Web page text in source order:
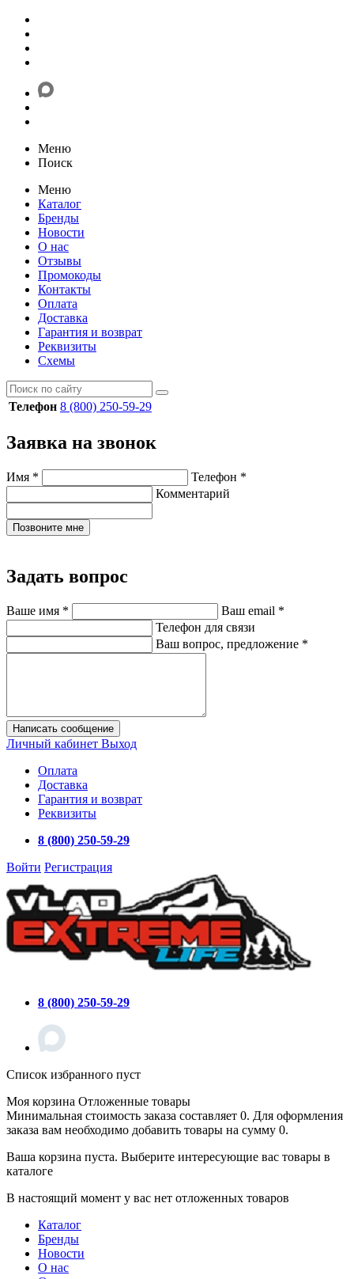
Меню
Поиск
Меню
Каталог
Бренды
Новости
О нас
Отзывы
Промокоды
Контакты
Оплата
Доставка
Гарантия и возврат
Реквизиты
Схемы
Телефон 8 (800) 250-59-29
Заявка на звонок
Имя * Телефон *
Комментарий
Позвоните мне
Задать вопрос
Ваше имя * Ваш email *
Телефон для связи
Ваш вопрос, предложение *
Написать сообщение
Личный кабинет Выход
Оплата
Доставка
Гарантия и возврат
Реквизиты
8 (800) 250-59-29
Войти Регистрация
8 (800) 250-59-29
Список избранного пуст
Моя корзина Отложенные товары
Минимальная стоимость заказа составляет 0. Для оформления
заказа вам необходимо добавить товары на сумму 0.
Ваша корзина пуста. Выберите интересующие вас товары в
каталоге
В настоящий момент у вас нет отложенных товаров
Каталог
Бренды
Новости
О нас